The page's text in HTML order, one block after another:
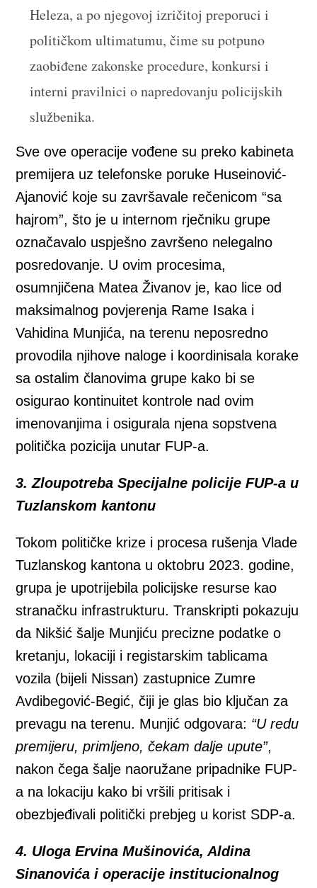
Heleza, a po njegovoj izričitoj preporuci i
političkom ultimatumu, čime su potpuno
zaobiđene zakonske procedure, konkursi i
interni pravilnici o napredovanju policijskih
službenika.
Sve ove operacije vođene su preko kabineta
premijera uz telefonske poruke Huseinović-
Ajanović koje su završavale rečenicom “sa
hajrom”, što je u internom rječniku grupe
označavalo uspješno završeno nelegalno
posredovanje. U ovim procesima,
osumnjičena Matea Živanov je, kao lice od
maksimalnog povjerenja Rame Isaka i
Vahidina Munjića, na terenu neposredno
provodila njihove naloge i koordinisala korake
sa ostalim članovima grupe kako bi se
osigurao kontinuitet kontrole nad ovim
imenovanjima i osigurala njena sopstvena
politička pozicija unutar FUP-a.
3. Zloupotreba Specijalne policije FUP-a u
Tuzlanskom kantonu
Tokom političke krize i procesa rušenja Vlade
Tuzlanskog kantona u oktobru 2023. godine,
grupa je upotrijebila policijske resurse kao
stranačku infrastrukturu. Transkripti pokazuju
da Nikšić šalje Munjiću precizne podatke o
kretanju, lokaciji i registarskim tablicama
vozila (bijeli Nissan) zastupnice Zumre
Avdibegović-Begić, čiji je glas bio ključan za
prevagu na terenu. Munjić odgovara: “U redu
premijeru, primljeno, čekam dalje upute”,
nakon čega šalje naoružane pripadnike FUP-
a na lokaciju kako bi vršili pritisak i
obezbjeđivali politički prebjeg u korist SDP-a.
4. Uloga Ervina Mušinovića, Aldina
Sinanovića i operacije institucionalnog